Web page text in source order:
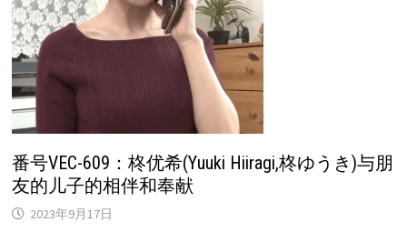
番号VEC-609：柊优希(Yuuki Hiiragi,柊ゆうき)与朋
友的儿子的相伴和奉献
2023年9月17日